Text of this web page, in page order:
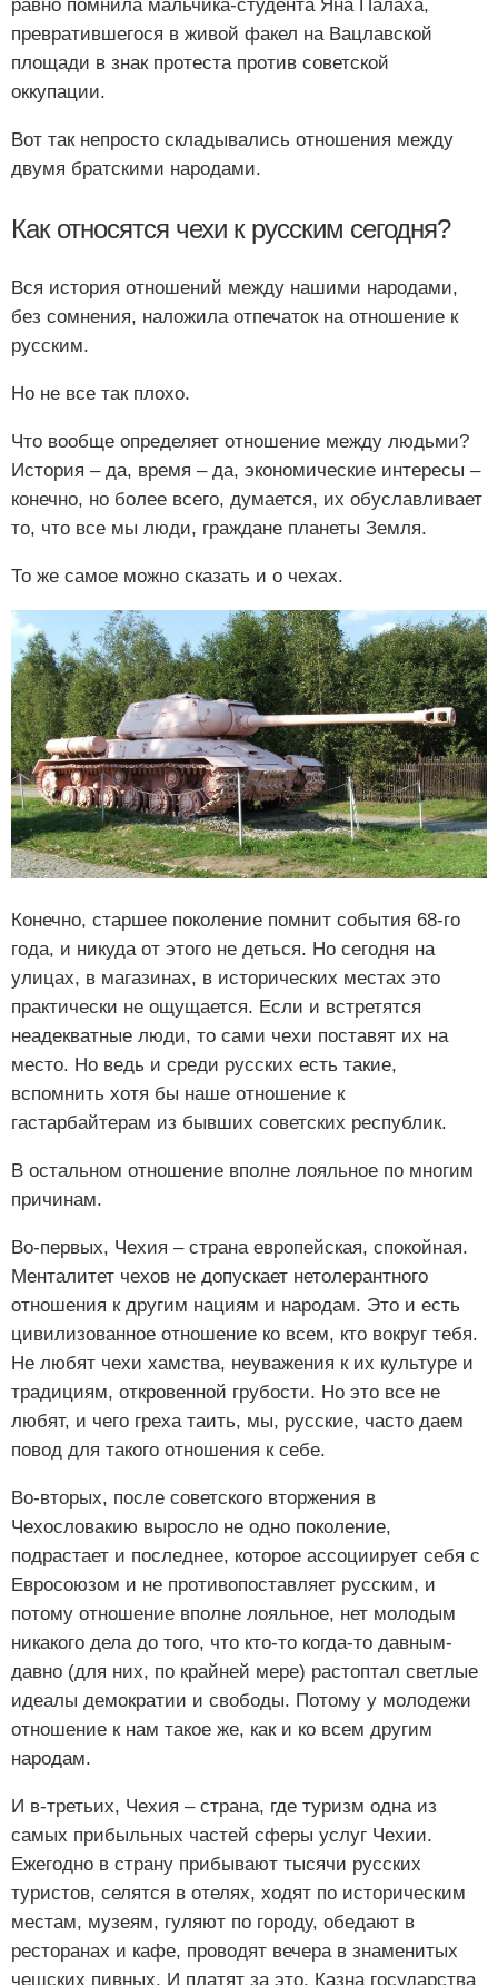
равно помнила мальчика-студента Яна Палаха,
превратившегося в живой факел на Вацлавской
площади в знак протеста против советской
оккупации.
Вот так непросто складывались отношения между
двумя братскими народами.
Как относятся чехи к русским сегодня?
Вся история отношений между нашими народами,
без сомнения, наложила отпечаток на отношение к
русским.
Но не все так плохо.
Что вообще определяет отношение между людьми?
История – да, время – да, экономические интересы –
конечно, но более всего, думается, их обуславливает
то, что все мы люди, граждане планеты Земля.
То же самое можно сказать и о чехах.
Конечно, старшее поколение помнит события 68-го
года, и никуда от этого не деться. Но сегодня на
улицах, в магазинах, в исторических местах это
практически не ощущается. Если и встретятся
неадекватные люди, то сами чехи поставят их на
место. Но ведь и среди русских есть такие,
вспомнить хотя бы наше отношение к
гастарбайтерам из бывших советских республик.
В остальном отношение вполне лояльное по многим
причинам.
Во-первых, Чехия – страна европейская, спокойная.
Менталитет чехов не допускает нетолерантного
отношения к другим нациям и народам. Это и есть
цивилизованное отношение ко всем, кто вокруг тебя.
Не любят чехи хамства, неуважения к их культуре и
традициям, откровенной грубости. Но это все не
любят, и чего греха таить, мы, русские, часто даем
повод для такого отношения к себе.
Во-вторых, после советского вторжения в
Чехословакию выросло не одно поколение,
подрастает и последнее, которое ассоциирует себя с
Евросоюзом и не противопоставляет русским, и
потому отношение вполне лояльное, нет молодым
никакого дела до того, что кто-то когда-то давным-
давно (для них, по крайней мере) растоптал светлые
идеалы демократии и свободы. Потому у молодежи
отношение к нам такое же, как и ко всем другим
народам.
И в-третьих, Чехия – страна, где туризм одна из
самых прибыльных частей сферы услуг Чехии.
Ежегодно в страну прибывают тысячи русских
туристов, селятся в отелях, ходят по историческим
местам, музеям, гуляют по городу, обедают в
ресторанах и кафе, проводят вечера в знаменитых
чешских пивных. И платят за это. Казна государства